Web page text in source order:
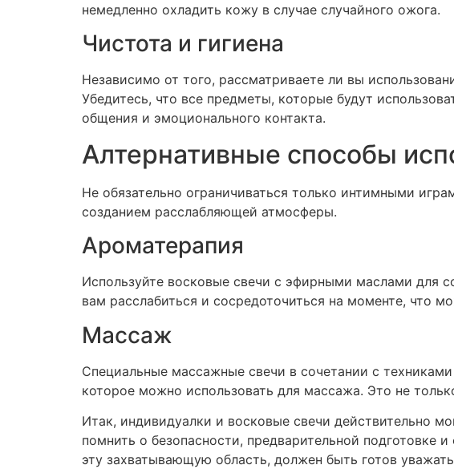
немедленно охладить кожу в случае случайного ожога.
Чистота и гигиена
Независимо от того, рассматриваете ли вы
Убедитесь, что все предметы, которые будут
общения и эмоционального контакта.
Алтернативные способы
Не обязательно ограничиваться только интимными
созданием расслабляющей атмосферы.
Ароматерапия
Используйте восковые свечи с эфирными маслами для
вам расслабиться и сосредоточиться на моменте, что
Массаж
Специальные массажные свечи в сочетании с
которое можно использовать для массажа. Это не
Итак, индивидуалки и восковые свечи действительно
помнить о безопасности, предварительной
эту захватывающую область, должен быть готов